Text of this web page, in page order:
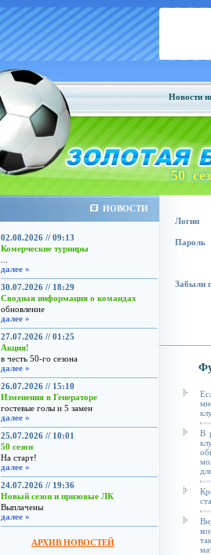
Новости
50
НОВОСТИ
02.08.2026 // 09:13
Комерческие турниры
далее »
30.07.2026 // 18:29
Сводная информация о командах
обновление
далее »
27.07.2026 // 01:25
Акция!
в честь 50-го сезона
далее »
26.07.2026 // 15:10
Изменения в Генераторе
гостевые голы и 5 замен
далее »
25.07.2026 // 10:01
50 сезон
На старт!
далее »
24.07.2026 // 19:36
Новый сезон и призовые ЛК
Выплачены
далее »
АРХИВ НОВОСТЕЙ
Логин
Пароль
Забыли
В